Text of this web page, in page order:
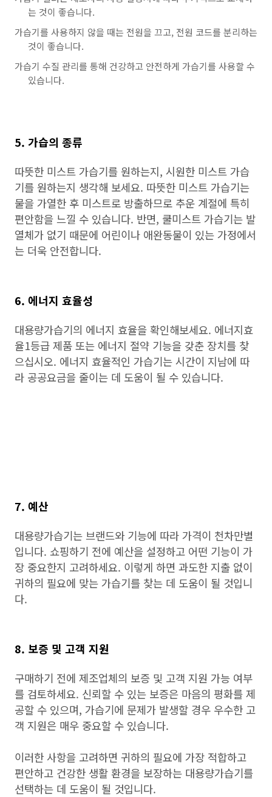
는 것이 좋습니다.
가습기를 사용하지 않을 때는 전원을 끄고, 전원 코드를 분리하는
것이 좋습니다.
가습기 수질 관리를 통해 건강하고 안전하게 가습기를 사용할 수
있습니다.
5. 가습의 종류
따뜻한 미스트 가습기를 원하는지, 시원한 미스트 가습
기를 원하는지 생각해 보세요. 따뜻한 미스트 가습기는
물을 가열한 후 미스트로 방출하므로 추운 계절에 특히
편안함을 느낄 수 있습니다. 반면, 쿨미스트 가습기는 발
열체가 없기 때문에 어린이나 애완동물이 있는 가정에서
는 더욱 안전합니다.
6. 에너지 효율성
대용량가습기의 에너지 효율을 확인해보세요. 에너지효
율1등급 제품 또는 에너지 절약 기능을 갖춘 장치를 찾
으십시오. 에너지 효율적인 가습기는 시간이 지남에 따
라 공공요금을 줄이는 데 도움이 될 수 있습니다.
7. 예산
대용량가습기는 브랜드와 기능에 따라 가격이 천차만별
입니다. 쇼핑하기 전에 예산을 설정하고 어떤 기능이 가
장 중요한지 고려하세요. 이렇게 하면 과도한 지출 없이
귀하의 필요에 맞는 가습기를 찾는 데 도움이 될 것입니
다.
8. 보증 및 고객 지원
구매하기 전에 제조업체의 보증 및 고객 지원 가능 여부
를 검토하세요. 신뢰할 수 있는 보증은 마음의 평화를 제
공할 수 있으며, 가습기에 문제가 발생할 경우 우수한 고
객 지원은 매우 중요할 수 있습니다.
이러한 사항을 고려하면 귀하의 필요에 가장 적합하고
편안하고 건강한 생활 환경을 보장하는 대용량가습기를
선택하는 데 도움이 될 것입니다.